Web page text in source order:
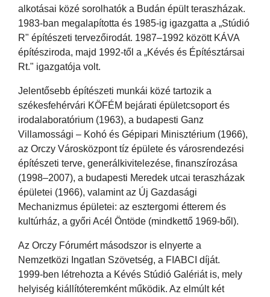
alkotásai közé sorolhatók a Budán épült teraszházak.
1983-ban megalapította és 1985-ig igazgatta a „Stúdió
R" építészeti tervezőirodát. 1987–1992 között KÁVA
építésziroda, majd 1992-től a „Kévés és Építésztársai
Rt." igazgatója volt.
Jelentősebb építészeti munkái közé tartozik a
székesfehérvári KÖFÉM bejárati épületcsoport és
irodalaboratórium (1963), a budapesti Ganz
Villamossági – Kohó és Gépipari Minisztérium (1966),
az Orczy Városközpont tíz épülete és városrendezési
építészeti terve, generálkivitelezése, finanszírozása
(1998–2007), a budapesti Meredek utcai teraszházak
épületei (1966), valamint az Új Gazdasági
Mechanizmus épületei: az esztergomi étterem és
kultúrház, a győri Acél Öntöde (mindkettő 1969-ből).
Az Orczy Fórumért másodszor is elnyerte a
Nemzetközi Ingatlan Szövetség, a FIABCI díját.
1999-ben létrehozta a Kévés Stúdió Galériát is, mely
helyiség kiállítóteremként működik. Az elmúlt két